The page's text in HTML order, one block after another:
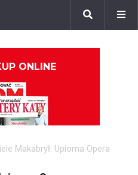
ONLINE
Makabrył: Upiorna Opera